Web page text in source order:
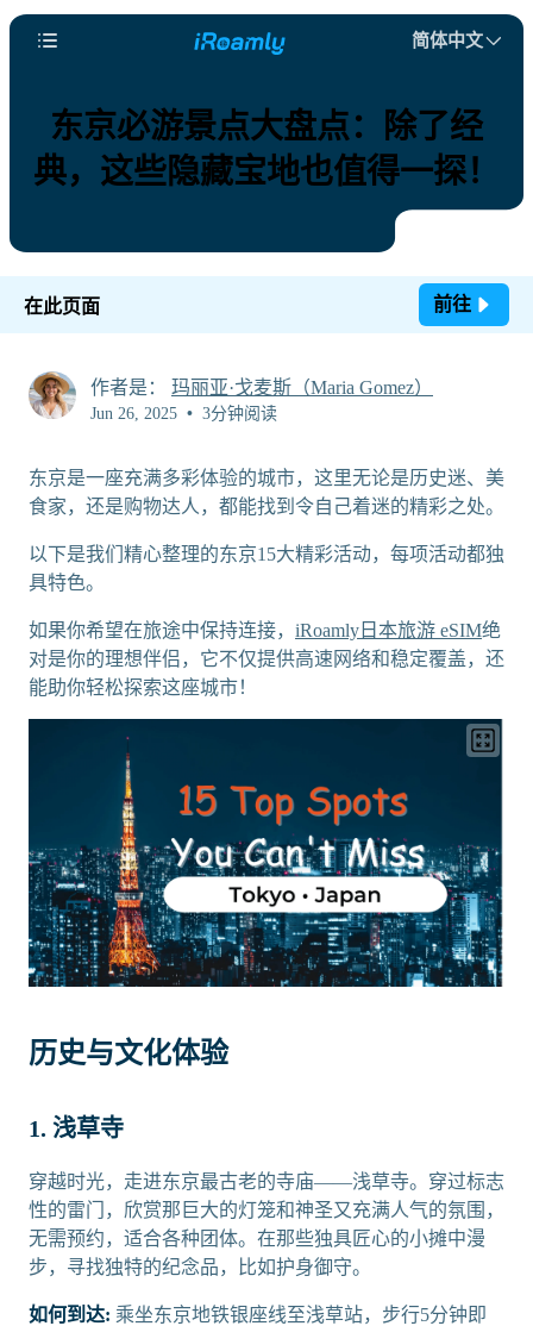
简体中文
东京必游景点大盘点：除了经
典，这些隐藏宝地也值得一探！
在此页面 前往
作者是： 玛丽亚·戈麦斯（Maria Gomez）
Jun 26, 2025 • 3分钟阅读
东京是一座充满多彩体验的城市，这里无论是历史迷、美
食家，还是购物达人，都能找到令自己着迷的精彩之处。
以下是我们精心整理的东京15大精彩活动，每项活动都独
具特色。
如果你希望在旅途中保持连接， iRoamly日本旅游 eSIM绝
对是你的理想伴侣，它不仅提供高速网络和稳定覆盖，还
能助你轻松探索这座城市！
历史与文化体验
1. 浅草寺
穿越时光，走进东京最古老的寺庙——浅草寺。穿过标志
性的雷门，欣赏那巨大的灯笼和神圣又充满人气的氛围，
无需预约，适合各种团体。在那些独具匠心的小摊中漫
步，寻找独特的纪念品，比如护身御守。
如何到达: 乘坐东京地铁银座线至浅草站，步行5分钟即